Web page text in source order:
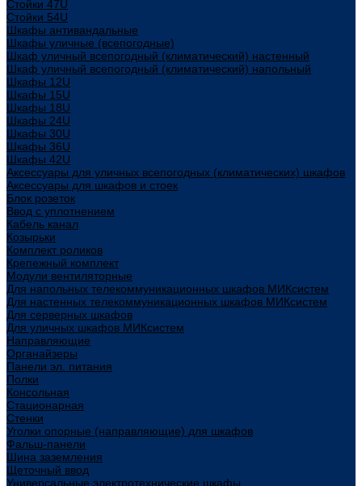
Стойки 47U
Стойки 54U
Шкафы антивандальные
Шкафы уличные (всепогодные)
Шкаф уличный всепогодный (климатический) настенный
Шкаф уличный всепогодный (климатический) напольный
Шкафы 12U
Шкафы 15U
Шкафы 18U
Шкафы 24U
Шкафы 30U
Шкафы 36U
Шкафы 42U
Аксессуары для уличных всепогодных (климатических) шкафов
Аксессуары для шкафов и стоек
Блок розеток
Ввод с уплотнением
Кабель канал
Козырьки
Комплект роликов
Крепежный комплект
Модули вентиляторные
Для напольных телекоммуникационных шкафов МИКсистем
Для настенных телекоммуникационных шкафов МИКсистем
Для серверных шкафов
Для уличных шкафов МИКсистем
Направляющие
Органайзеры
Панели эл. питания
Полки
Консольная
Стационарная
Стенки
Уголки опорные (направляющие) для шкафов
Фальш-панели
Шина заземления
Щеточный ввод
Универсальные электротехнические шкафы